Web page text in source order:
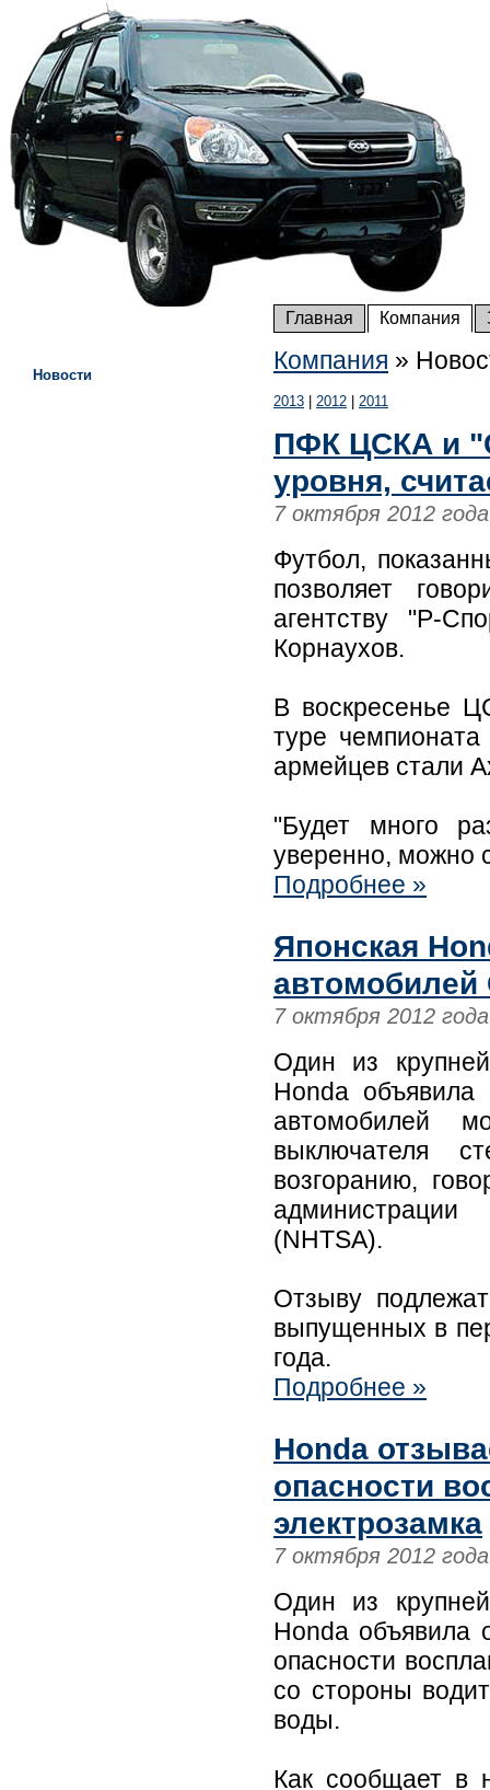
Главная Компания
Компания »
2013 2012 2011
ПФК ЦСКА и
уровня,
7 октября 2012 года
Футбол,
позволяет
агентству "Р-
Корнаухов.
В воскресенье
туре
армейцев стали
"Будет много
уверенно, можно
Подробнее »
Японская
автомобилей
7 октября 2012 года
Один из
Honda
автомобилей
выключателя
возгоранию,
(NHTSA).
Отзыву
выпущенных в
года.
Подробнее »
Honda
опасности
электрозамка
7 октября 2012 года
Один из
Honda объявила
опасности
со стороны
воды.
Как сообщает в
Новости